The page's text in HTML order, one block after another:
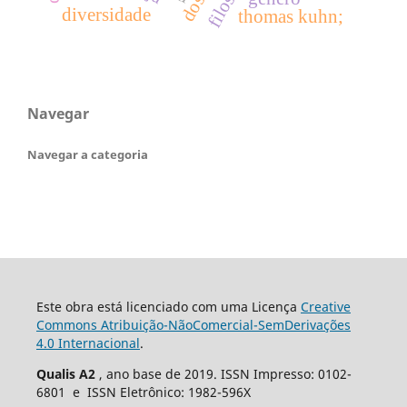
diversidade thomas kuhn;
Navegar
Navegar a categoria
Este obra está licenciado com uma Licença Creative
Commons Atribuição-NãoComercial-SemDerivações
4.0 Internacional.
Qualis A2 , ano base de 2019. ISSN Impresso: 0102-
6801 e ISSN Eletrônico: 1982-596X